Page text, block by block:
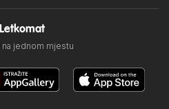
Letkomat
na jednom mjestu